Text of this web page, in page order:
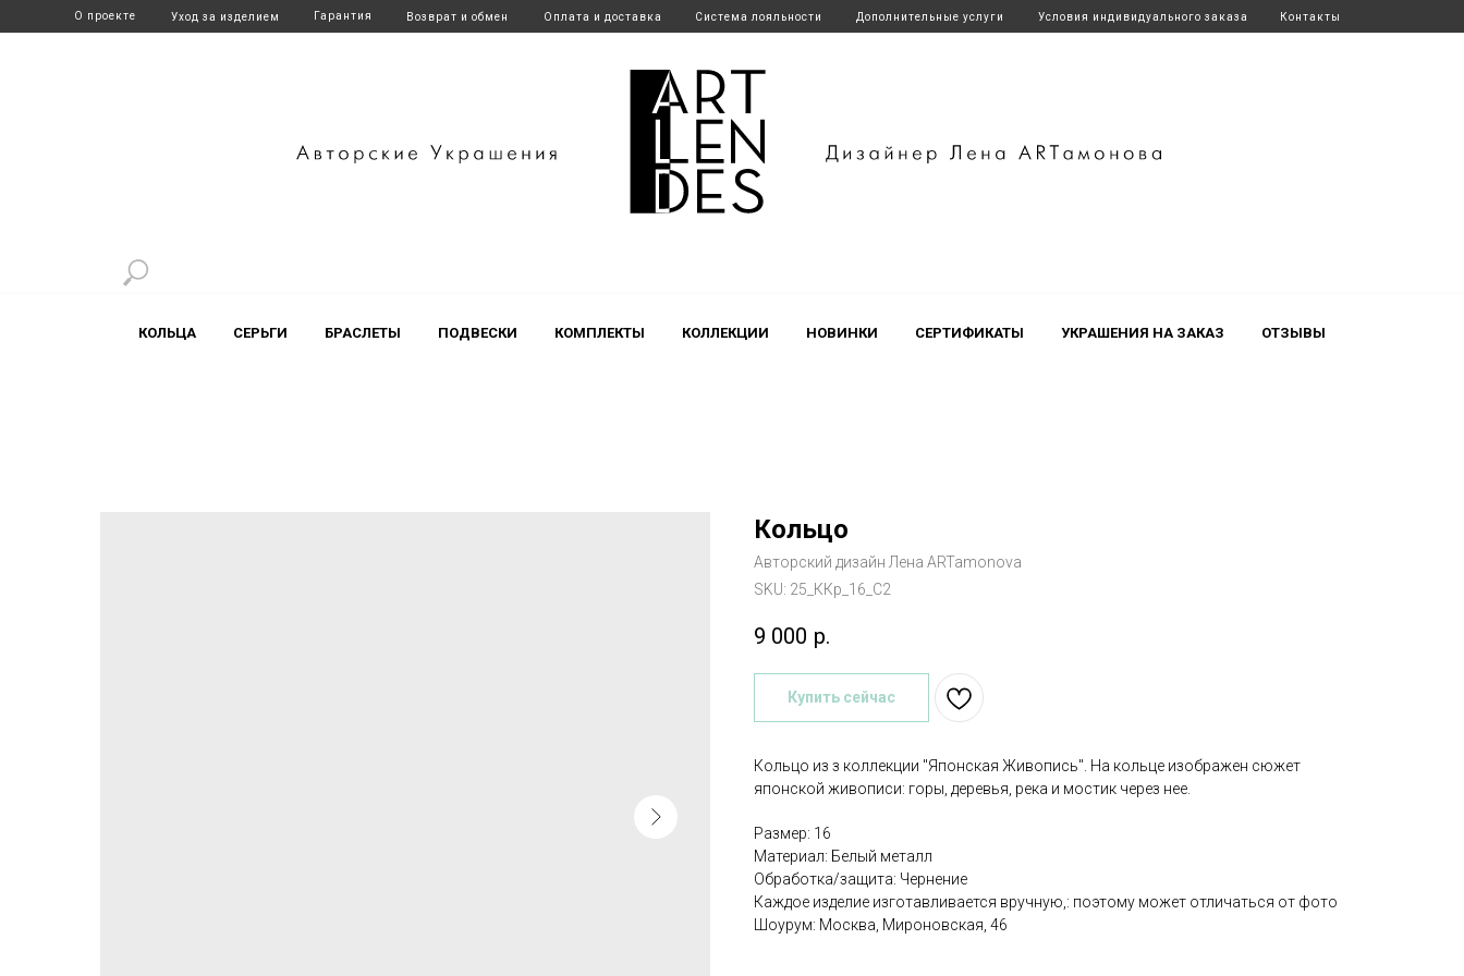
О проекте Уход за изделием Гарантия Возврат и обмен Оплата и доставка Система лояльности Дополнительные услуги Условия индивидуального заказа Контакты
+7 916 700-17-41 t.me/artlendes
КОЛЬЦА СЕРЬГИ БРАСЛЕТЫ ПОДВЕСКИ КОМПЛЕКТЫ КОЛЛЕКЦИИ НОВИНКИ СЕРТИФИКАТЫ УКРАШЕНИЯ НА ЗАКАЗ ОТЗЫВЫ
Кольцо
Авторский дизайн Лена ARTamonova
SKU: 25_ККр_16_С2
9 000 р.
Купить сейчас
Кольцо из з коллекции "Японская Живопись". На кольце изображен сюжет
японской живописи: горы, деревья, река и мостик через нее.
Размер: 16
Материал: Белый металл
Обработка/защита: Чернение
Каждое изделие изготавливается вручную,: поэтому может отличаться от фото
Шоурум: Москва, Мироновская, 46